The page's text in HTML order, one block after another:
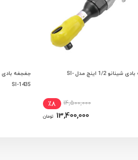
افزودن به سبد خرید جغجغه بادی شینانو 1/2 اینچ مدل SI-
14,500,000 ٪8
13,400,000 تومان
SI-1435